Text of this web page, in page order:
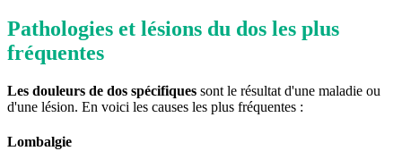
Pathologies et lésions du dos les plus
fréquentes
Les douleurs de dos spécifiques sont le résultat d'une maladie ou
d'une lésion. En voici les causes les plus fréquentes :
Lombalgie